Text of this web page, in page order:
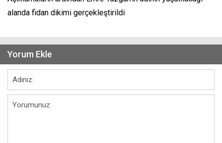
alanda fidan dikimi gerçekleştirildi
Yorum Ekle